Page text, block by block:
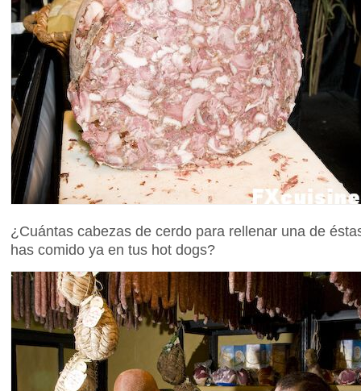
¿Cuántas cabezas de cerdo para rellenar una de
has comido ya en tus hot dogs?